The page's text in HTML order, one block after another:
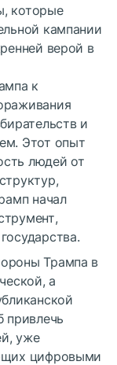
которые
кампании
верой в
к
и
Этот опыт
людей от
начал
Трампа в
а
привлечь
уже
цифровыми